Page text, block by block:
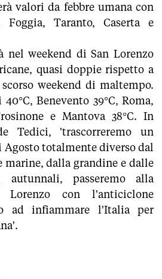
valori da febbre umana con
Foggia, Taranto, Caserta e
nel weekend di San Lorenzo
quasi doppie rispetto a
weekend di maltempo.
Benevento 39°C, Roma,
e Mantova 38°C. In
Tedici, 'trascorreremo un
Agosto totalmente diverso dal
dalla grandine e dalle
autunnali, passeremo alla
con l'anticiclone
ad infiammare l'Italia per